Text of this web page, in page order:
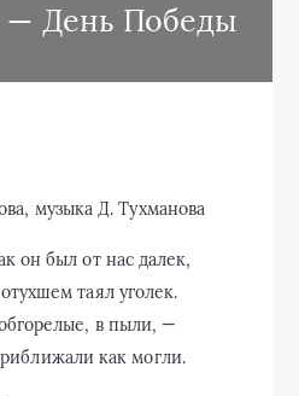
— День Победы
музыка Д. Тухманова
он был от нас далек,
таял уголек.
в пыли, —
как могли.